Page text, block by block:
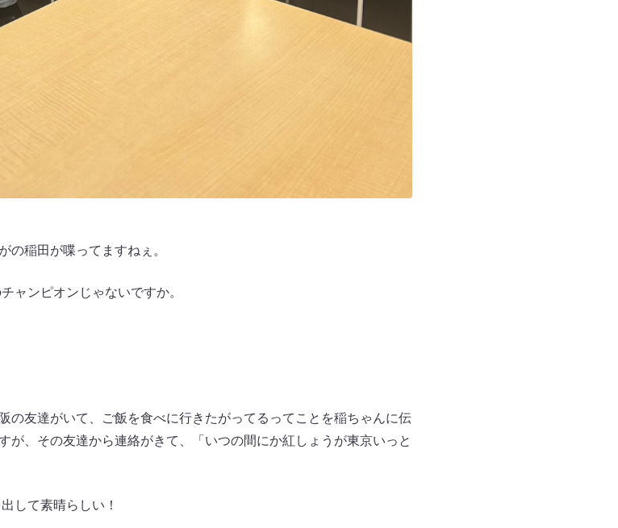
の稲田が喋ってますねぇ。
ャンピオンじゃないですか。
の友達がいて、ご飯を食べに行きたがってるってことを稲ちゃんに伝
が、その友達から連絡がきて、「いつの間にか紅しょうが東京いっと
して素晴らしい！